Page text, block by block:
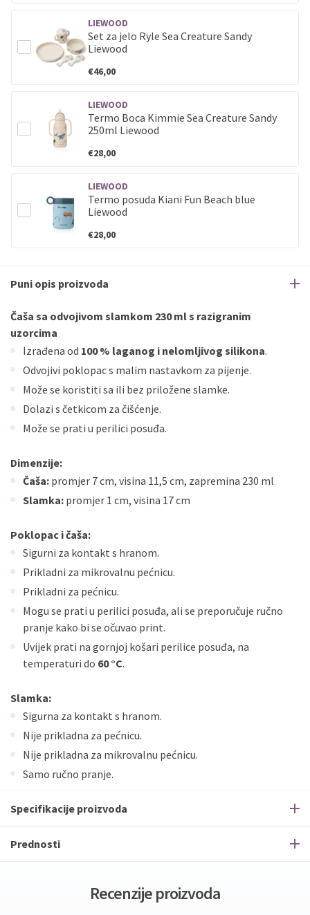
LIEWOOD
Set za jelo Ryle Sea Creature Sandy
Liewood
€46,00
LIEWOOD
Termo Boca Kimmie Sea Creature Sandy
250ml Liewood
€28,00
LIEWOOD
Termo posuda Kiani Fun Beach blue
Liewood
€28,00
Puni opis proizvoda
Čaša sa odvojivom slamkom 230 ml s razigranim
uzorcima
Izrađena od 100 % laganog i nelomljivog silikona.
Odvojivi poklopac s malim nastavkom za pijenje.
Može se koristiti sa ili bez priložene slamke.
Dolazi s četkicom za čišćenje.
Može se prati u perilici posuđa.
Dimenzije:
Čaša: promjer 7 cm, visina 11,5 cm, zapremina 230 ml
Slamka: promjer 1 cm, visina 17 cm
Poklopac i čaša:
Sigurni za kontakt s hranom.
Prikladni za mikrovalnu pećnicu.
Prikladni za pećnicu.
Mogu se prati u perilici posuđa, ali se preporučuje ručno
pranje kako bi se očuvao print.
Uvijek prati na gornjoj košari perilice posuđa, na
temperaturi do 60 °C.
Slamka:
Sigurna za kontakt s hranom.
Nije prikladna za pećnicu.
Nije prikladna za mikrovalnu pećnicu.
Samo ručno pranje.
Specifikacije proizvoda
Prednosti
Recenzije proizvoda